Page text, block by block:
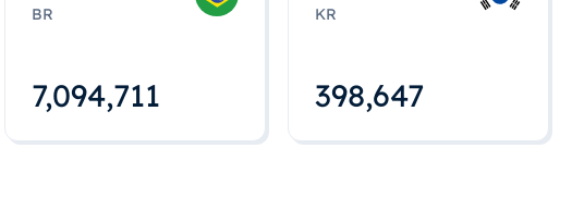
BR
7,094,712
KR
398,648